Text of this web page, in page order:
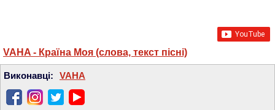
VAHA - Країна Моя (слова, текст пісні)
Виконавці: VAHA